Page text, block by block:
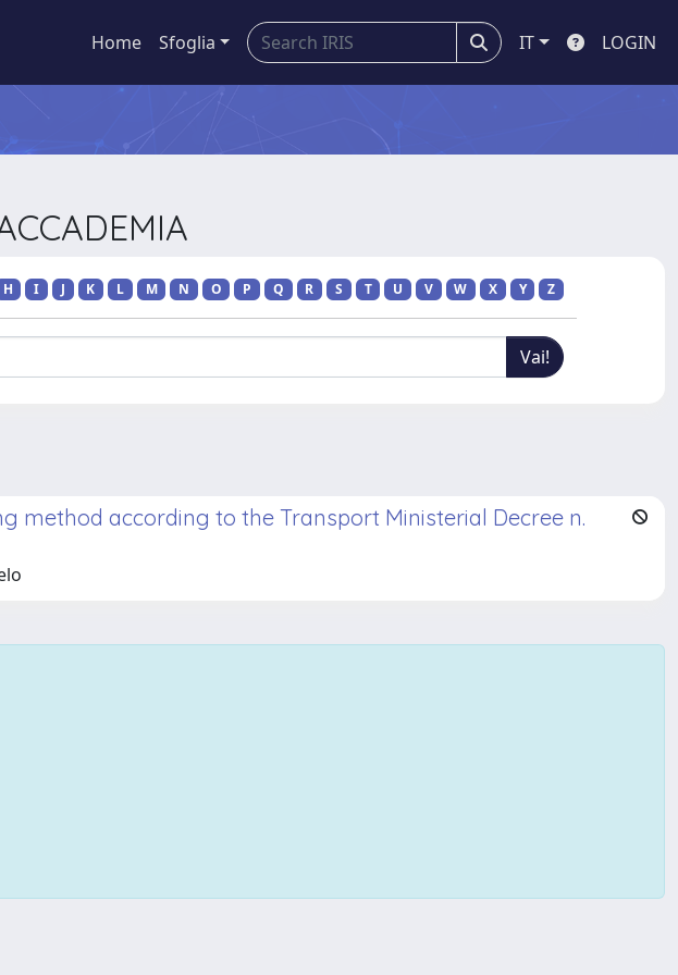
Home Sfoglia IT LOGIN
H I J K L M N O P Q R S T U V W X Y Z
method according to the Transport Ministerial Decree n.